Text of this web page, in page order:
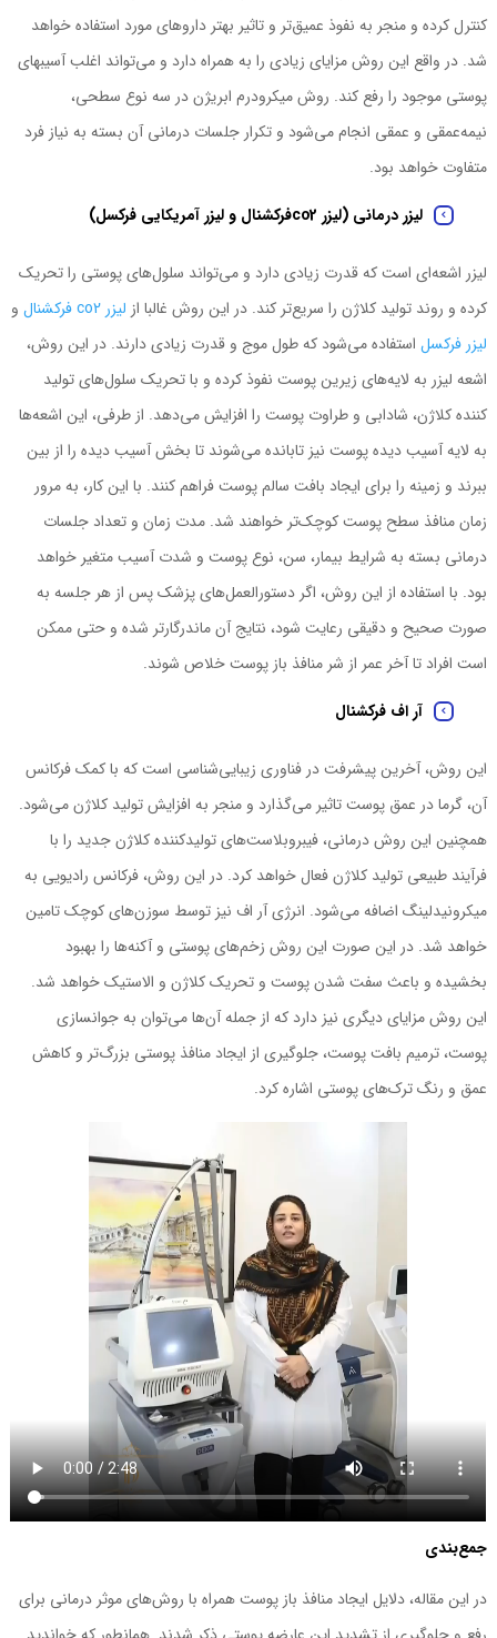
کنترل کرده و منجر به نفوذ عمیق‌تر و تاثیر بهتر داروهای مورد استفاده خواهد
شد. در واقع این روش مزایای زیادی را به همراه دارد و ‌می‌تواند اغلب آسیبهای
پوستی موجود را رفع کند. روش میکرودرم ابریژن در سه نوع سطحی،
نیمه‌عمقی و عمقی انجام می‌شود و تکرار جلسات درمانی آن بسته به نیاز فرد
متفاوت خواهد بود.
لیزر درمانی (لیزر co2فرکشنال و لیزر آمریکایی فرکسل)
لیزر اشعه‌ای است که قدرت زیادی دارد و ‌می‌تواند سلول‌های پوستی را تحریک
کرده و روند تولید کلاژن را سریع‌تر کند. در این روش غالبا از لیزر co2 فرکشنال و
لیزر فرکسل استفاده ‌می‌شود که طول موج و قدرت زیادی دارند. در این روش،
اشعه لیزر به لایه‌های زیرین پوست نفوذ کرده و با تحریک سلول‌های تولید
کننده کلاژن، شادابی و طراوت پوست را افزایش ‌می‌دهد. از طرفی، این اشعه‌ها
به لایه آسیب ‌دیده پوست نیز تابانده ‌می‌شوند تا بخش آسیب‌ دیده را از بین
ببرند و زمینه را برای ایجاد بافت سالم پوست فراهم ‌‌کنند. با این کار، به ‌مرور
زمان منافذ سطح پوست کوچک‌تر خواهند شد. مدت‌ زمان و تعداد جلسات
درمانی بسته به شرایط بیمار، سن، نوع پوست و شدت آسیب متغیر خواهد
بود. با استفاده از این روش، اگر دستورالعمل‌های پزشک پس از هر جلسه به‌
صورت صحیح و دقیقی رعایت شود، نتایج آن ماندرگارتر شده و حتی ممکن
است افراد تا آخر عمر از شر منافذ باز پوست خلاص شوند.
آر اف فرکشنال
این روش، آخرین پیشرفت در فناوری زیبایی‌شناسی است که با کمک فرکانس
آن، گرما در عمق پوست تاثیر می‌گذارد و منجر به افزایش تولید کلاژن ‌می‌شود.
همچنین این روش درمانی، فیبروبلاست‌های تولیدکننده کلاژن جدید را با
فرآیند طبیعی تولید کلاژن فعال خواهد کرد. در این روش، فرکانس رادیویی به
میکرونیدلینگ اضافه ‌می‌شود. انرژی آر اف نیز توسط سوزن‌های کوچک تامین
خواهد شد. در این‌ صورت این روش زخم‌های پوستی و آکنه‌ها را بهبود
بخشیده و باعث سفت ‌شدن پوست و تحریک کلاژن و الاستیک خواهد شد.
این روش مزایای دیگری نیز دارد که از جمله آن‌ها ‌می‌توان به جوانسازی
پوست، ترمیم بافت پوست، جلوگیری از ایجاد منافذ پوستی بزرگ‌تر و کاهش
عمق و رنگ ترک‌های پوستی اشاره کرد.
جمع‌بندی
در این مقاله، دلایل ایجاد منافذ باز پوست همراه با روش‌های موثر درمانی برای